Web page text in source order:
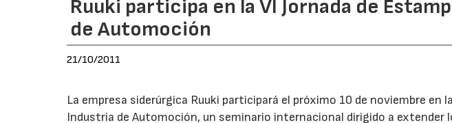
Ruuki participa en la VI Jornada de
de Automoción
21/10/2011
La empresa siderúrgica Ruuki participará el próximo 10 de noviembre en
Industria de Automoción, un seminario internacional dirigido a extender